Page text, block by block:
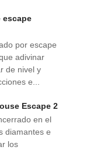
escape
por escape
adivinar
de nivel y
e...
Escape 2
en el
diamantes e
los